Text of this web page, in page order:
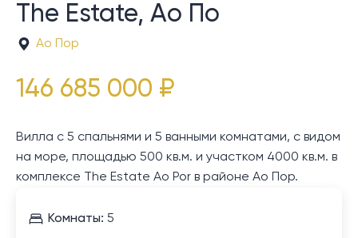
The Estate, Ао По
Ао Пор
146 685 000 ₽
Вилла с 5 спальнями и 5 ванными комнатами, с видом
на море, площадью 500 кв.м. и участком 4000 кв.м. в
комплексе The Estate Ao Por в районе Ао Пор.
Комнаты: 5